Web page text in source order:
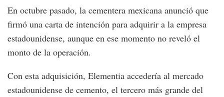
En octubre pasado, la cementera mexicana anunció que
firmó una carta de intención para adquirir a la empresa
estadounidense, aunque en ese momento no reveló el
monto de la operación.
Con esta adquisición, Elementia accedería al mercado
estadounidense de cemento, el tercero más grande del